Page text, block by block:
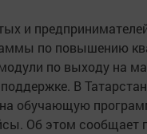
и
по повышению
по выходу на
В
обучающую
Об этом сообщает